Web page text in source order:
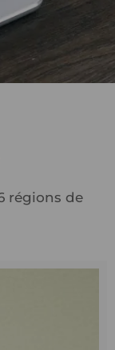
régions de